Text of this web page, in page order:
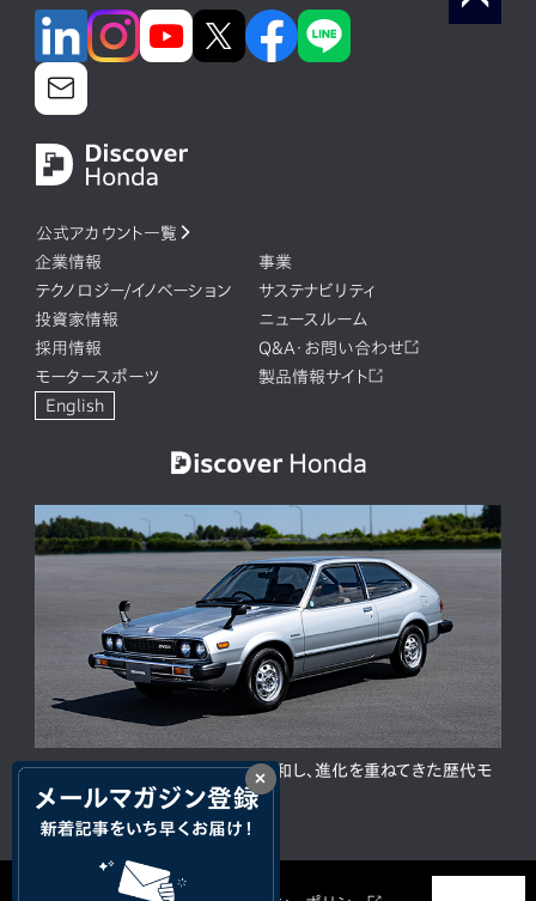
×
公式アカウント一覧
企業情報
事業
テクノロジー/イノベーション
サステナビリティ
投資家情報
ニュースルーム
採用情報
Q&A・お問い合わせ
モータースポーツ
製品情報サイト
English
ACCORD 50周年。人と時代に調和し、進化を重ねてきた歴代モ
デルの歩み